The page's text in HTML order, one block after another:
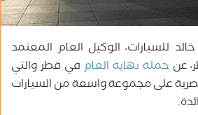
للسيارات، الوكيل العام المعتمد
عن حملة نهاية العام في قطر والتي
على مجموعة واسعة من السيارات